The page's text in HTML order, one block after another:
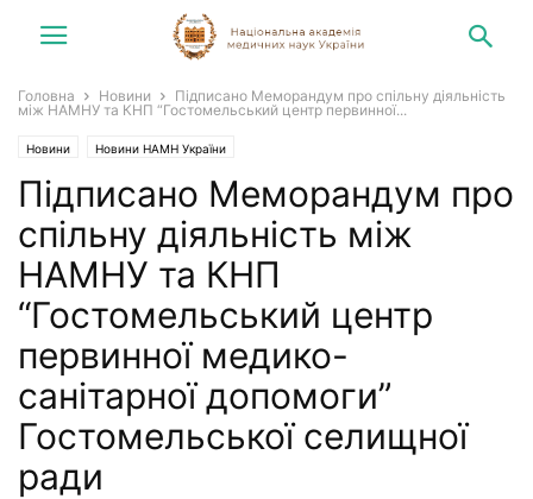
Головна Новини
Підписано Меморандум про спільну діяльність
між НАМНУ та КНП “Гостомельський центр первинної...
Новини Новини НАМН України
Підписано Меморандум про
спільну діяльність між
НАМНУ та КНП
“Гостомельський центр
первинної медико-
санітарної допомоги”
Гостомельської селищної
ради